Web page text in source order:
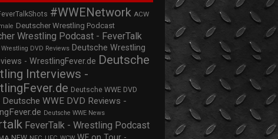
#WWENetwork ACW
Deutscher Wrestling Podcast
Wrestling Podcast - FeverTalk
DVD Reviews Deutsche Wrestling
- WrestlingFever.de Deutsche
Interviews -
Deutsche WWE DVD
Deutsche WWE DVD Reviews -
Deutsche WWE News
FeverTalk - Wrestling Podcast
WF on Tour -